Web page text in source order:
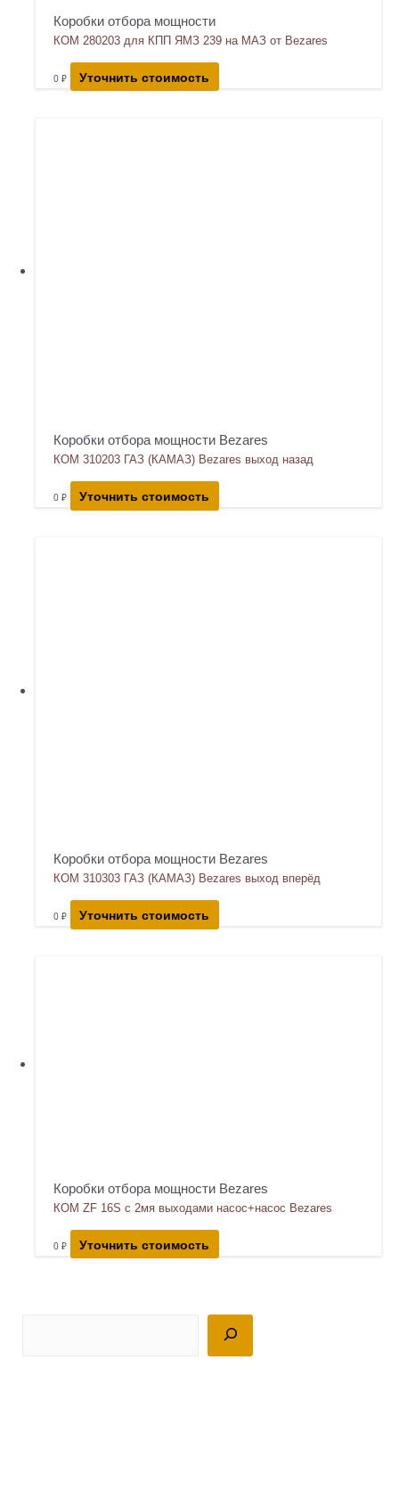
Коробки отбора мощности
КОМ 280203 для КПП ЯМЗ 239 на МАЗ от Bezares
0 ₽ Уточнить стоимость
Коробки отбора мощности Bezares
КОМ 310203 ГАЗ (КАМАЗ) Bezares выход назад
0 ₽ Уточнить стоимость
Коробки отбора мощности Bezares
КОМ 310303 ГАЗ (КАМАЗ) Bezares выход вперёд
0 ₽ Уточнить стоимость
Коробки отбора мощности Bezares
КОМ ZF 16S с 2мя выходами насос+насос Bezares
0 ₽ Уточнить стоимость